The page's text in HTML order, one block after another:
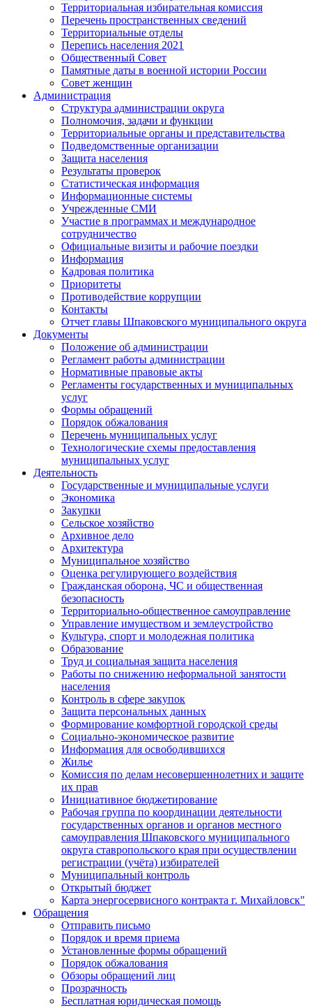
Территориальная избирательная комиссия
Перечень пространственных сведений
Территориальные отделы
Перепись населения 2021
Общественный Совет
Памятные даты в военной истории России
Совет женщин
Администрация
Структура администрации округа
Полномочия, задачи и функции
Территориальные органы и представительства
Подведомственные организации
Защита населения
Результаты проверок
Статистическая информация
Информационные системы
Учрежденные СМИ
Участие в программах и международное
сотрудничество
Официальные визиты и рабочие поездки
Информация
Кадровая политика
Приоритеты
Противодействие коррупции
Контакты
Отчет главы Шпаковского муниципального округа
Документы
Положение об администрации
Регламент работы администрации
Нормативные правовые акты
Регламенты государственных и муниципальных
услуг
Формы обращений
Порядок обжалования
Перечень муниципальных услуг
Технологические схемы предоставления
муниципальных услуг
Деятельность
Государственные и муниципальные услуги
Экономика
Закупки
Сельское хозяйство
Архивное дело
Архитектура
Муниципальное хозяйство
Оценка регулирующего воздействия
Гражданская оборона, ЧС и общественная
безопасность
Территориально-общественное самоуправление
Управление имуществом и землеустройство
Культура, спорт и молодежная политика
Образование
Труд и социальная защита населения
Работы по снижению неформальной занятости
населения
Контроль в сфере закупок
Защита персональных данных
Формирование комфортной городской среды
Социально-экономическое развитие
Информация для освободившихся
Жилье
Комиссия по делам несовершеннолетних и защите
их прав
Инициативное бюджетирование
Рабочая группа по координации деятельности
государственных органов и органов местного
самоуправления Шпаковского муниципального
округа ставропольского края при осуществлении
регистрации (учёта) избирателей
Муниципальный контроль
Открытый бюджет
Карта энергосервисного контракта г. Михайловск"
Обращения
Отправить письмо
Порядок и время приема
Установленные формы обращений
Порядок обжалования
Обзоры обращений лиц
Прозрачность
Бесплатная юридическая помощь